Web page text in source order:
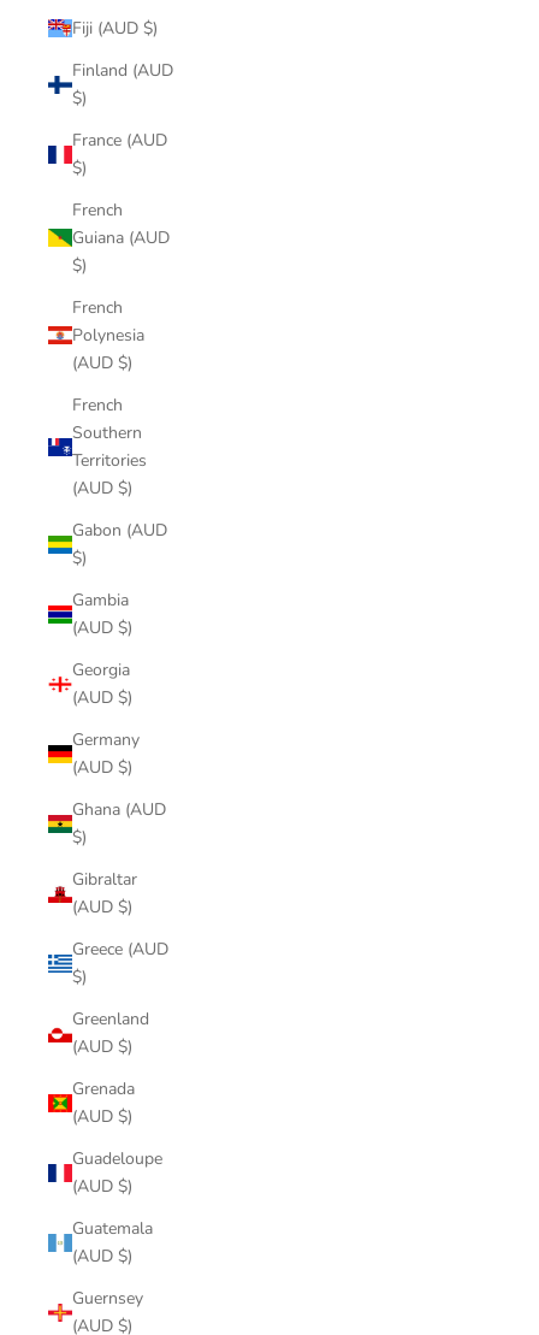
Fiji (AUD $)
Finland (AUD
$)
France (AUD
$)
French
Guiana (AUD
$)
French
Polynesia
(AUD $)
French
Southern
Territories
(AUD $)
Gabon (AUD
$)
Gambia
(AUD $)
Georgia
(AUD $)
Germany
(AUD $)
Ghana (AUD
$)
Gibraltar
(AUD $)
Greece (AUD
$)
Greenland
(AUD $)
Grenada
(AUD $)
Guadeloupe
(AUD $)
Guatemala
(AUD $)
Guernsey
(AUD $)